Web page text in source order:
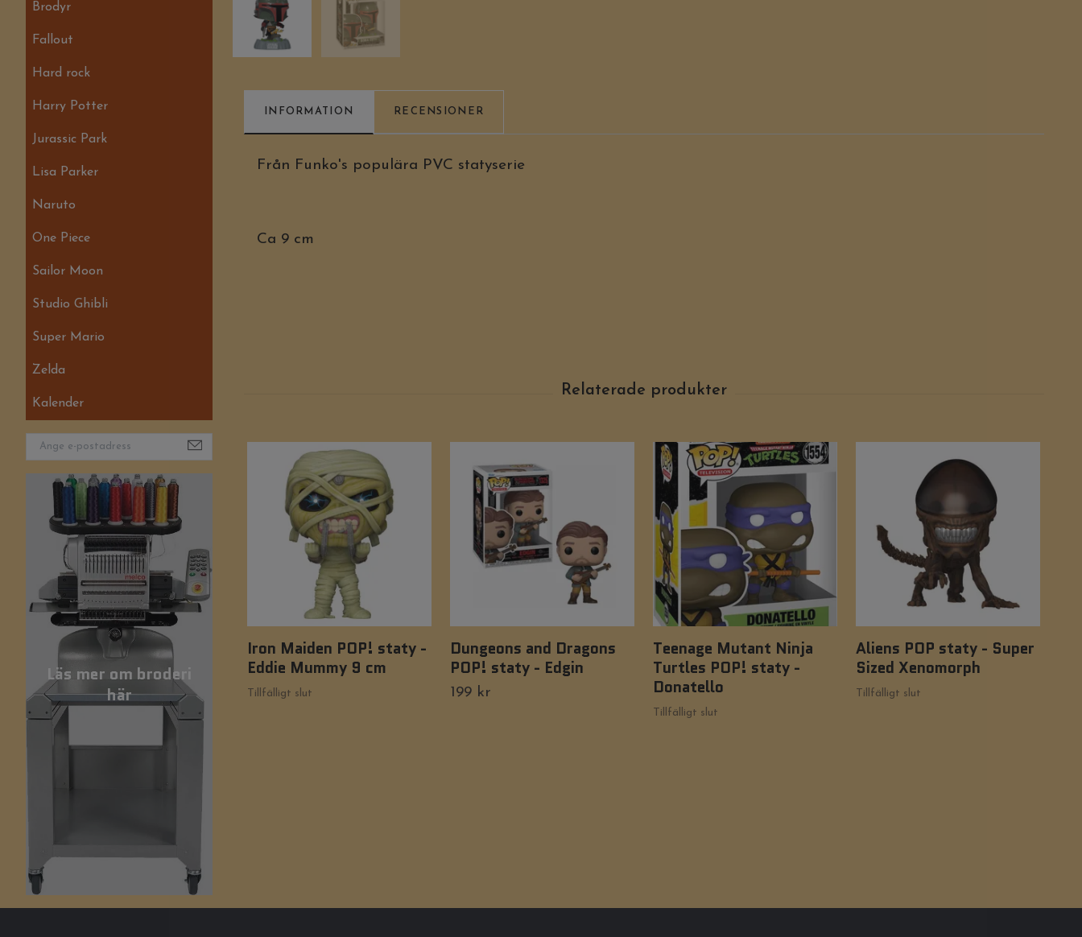
Brodyr
Fallout
Hard rock
Harry Potter
Jurassic Park
Lisa Parker
Naruto
One Piece
Sailor Moon
Studio Ghibli
Super Mario
Zelda
Kalender
Läs mer om broderi
här
INFORMATION RECENSIONER
Från Funko's populära PVC statyserie
Ca 9 cm
Iron Maiden POP! staty -
Eddie Mummy 9 cm
Tillfälligt slut
Dungeons and Dragons
POP! staty - Edgin
199 kr
Teenage Mutant Ninja
Turtles POP! staty -
Donatello
Tillfälligt slut
Aliens POP staty - Super
Sized Xenomorph
Tillfälligt slut